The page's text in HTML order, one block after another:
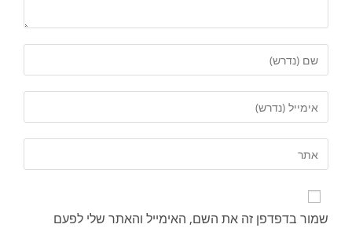
שמור בדפדפן זה את השם, האימייל והאתר שלי לפעם